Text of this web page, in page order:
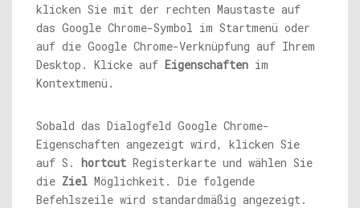
klicken Sie mit der rechten Maustaste auf
das Google Chrome-Symbol im Startmenü oder
auf die Google Chrome-Verknüpfung auf Ihrem
Desktop. Klicke auf Eigenschaften im
Kontextmenü.
Sobald das Dialogfeld Google Chrome-
Eigenschaften angezeigt wird, klicken Sie
auf S. hortcut Registerkarte und wählen Sie
die Ziel Möglichkeit. Die folgende
Befehlszeile wird standardmäßig angezeigt.